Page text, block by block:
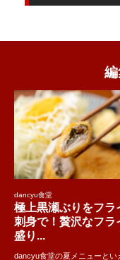
dancyu食堂
極上黒瀬ぶりをフラ
刺身で！贅沢なフラ
盛り...
dancyu食堂の夏メニューとい